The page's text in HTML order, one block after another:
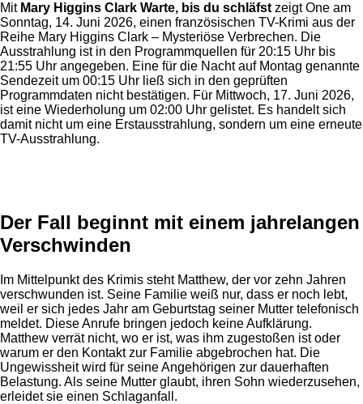
Mit Mary Higgins Clark Warte, bis du schläfst zeigt One am
Sonntag, 14. Juni 2026, einen französischen TV-Krimi aus der
Reihe Mary Higgins Clark – Mysteriöse Verbrechen. Die
Ausstrahlung ist in den Programmquellen für 20:15 Uhr bis
21:55 Uhr angegeben. Eine für die Nacht auf Montag genannte
Sendezeit um 00:15 Uhr ließ sich in den geprüften
Programmdaten nicht bestätigen. Für Mittwoch, 17. Juni 2026,
ist eine Wiederholung um 02:00 Uhr gelistet. Es handelt sich
damit nicht um eine Erstausstrahlung, sondern um eine erneute
TV-Ausstrahlung.
Der Fall beginnt mit einem jahrelangen
Verschwinden
Im Mittelpunkt des Krimis steht Matthew, der vor zehn Jahren
verschwunden ist. Seine Familie weiß nur, dass er noch lebt,
weil er sich jedes Jahr am Geburtstag seiner Mutter telefonisch
meldet. Diese Anrufe bringen jedoch keine Aufklärung.
Matthew verrät nicht, wo er ist, was ihm zugestoßen ist oder
warum er den Kontakt zur Familie abgebrochen hat. Die
Ungewissheit wird für seine Angehörigen zur dauerhaften
Belastung. Als seine Mutter glaubt, ihren Sohn wiederzusehen,
erleidet sie einen Schlaganfall.